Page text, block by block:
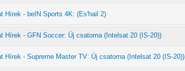
Hírek - beIN Sports 4K: (Es'hail 2)
Hírek - GFN Soccer: Új csatorna (Intelsat 20 (IS-20))
Hírek - Supreme Master TV: Új csatorna (Intelsat 20 (IS-20))